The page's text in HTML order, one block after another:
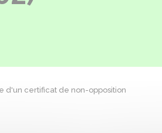
d'un certificat de non-opposition